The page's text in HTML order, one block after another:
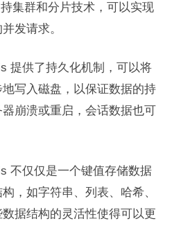
集群和分片技术，可以实现
发请求。
提供了持久化机制，可以将
写入磁盘，以保证数据的持
崩溃或重启，会话数据也可
不仅仅是一个键值存储数据
，如字符串、列表、哈希、
据结构的灵活性使得可以更